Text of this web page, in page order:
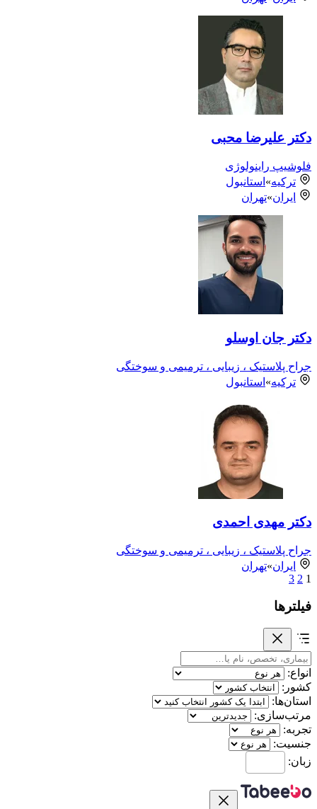
دکتر علیرضا محبی
فلوشیپ راینولوژی
ترکیه» استانبول
ایران»تهران
دکتر جان اوسلو
جراح پلاستیک ، زیبایی ، ترمیمی و سوختگی
ترکیه» استانبول
دکتر مهدی احمدی
جراح پلاستیک ، زیبایی ، ترمیمی و سوختگی
ایران»تهران
1
2
3
فیلترها
انواع:
کشور:
استان‌ها:
مرتب‌سازی:
تجربه:
جنسیت:
زبان: